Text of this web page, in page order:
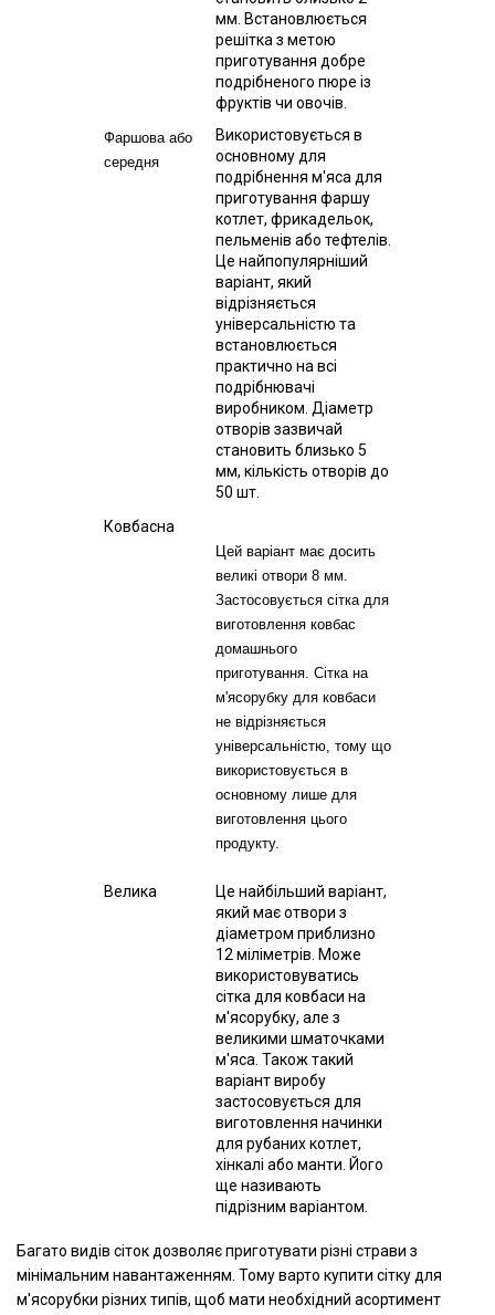
мм. Встановлюється
решітка з метою
приготування добре
подрібненого пюре із
фруктів чи овочів.
Фаршова або
середня
Використовується в
основному для
подрібнення м'яса для
приготування фаршу
котлет, фрикадельок,
пельменів або тефтелів.
Це найпопулярніший
варіант, який
відрізняється
універсальністю та
встановлюється
практично на всі
подрібнювачі
виробником. Діаметр
отворів зазвичай
становить близько 5
мм, кількість отворів до
50 шт.
Ковбасна
Цей варіант має досить
великі отвори 8 мм.
Застосовується сітка для
виготовлення ковбас
домашнього
приготування. Сітка на
м'ясорубку для ковбаси
не відрізняється
універсальністю, тому що
використовується в
основному лише для
виготовлення цього
продукту.
Велика
Це найбільший варіант,
який має отвори з
діаметром приблизно
12 міліметрів. Може
використовуватись
сітка для ковбаси на
м'ясорубку, але з
великими шматочками
м'яса. Також такий
варіант виробу
застосовується для
виготовлення начинки
для рубаних котлет,
хінкалі або манти. Його
ще називають
підрізним варіантом.
Багато видів сіток дозволяє приготувати різні страви з
мінімальним навантаженням. Тому варто купити сітку для
м'ясорубки різних типів, щоб мати необхідний асортимент